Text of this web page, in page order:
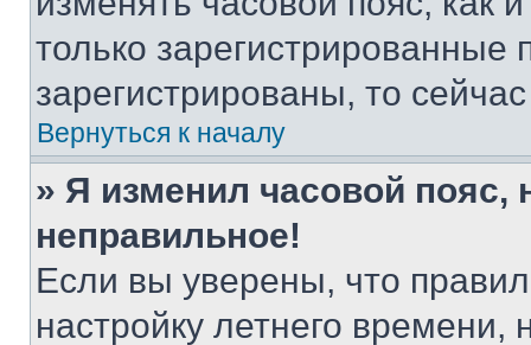
только
зарегистрированы, то
Вернуться к началу
» Я изменил часовой пояс,
неправильное!
Если вы уверены, что
настройку летнего